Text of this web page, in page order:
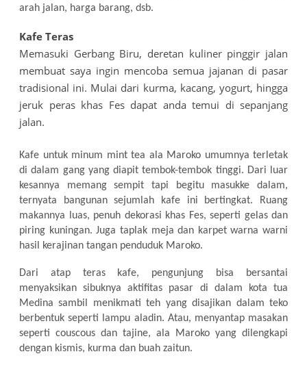
arah jalan, harga barang, dsb.
Kafe Teras
Memasuki Gerbang Biru, deretan kuliner pinggir jalan
membuat saya ingin mencoba semua jajanan di pasar
tradisional ini. Mulai dari kurma, kacang, yogurt, hingga
jeruk peras khas Fes dapat anda temui di sepanjang
jalan.
Kafe untuk minum mint tea ala Maroko umumnya terletak
di dalam gang yang diapit tembok-tembok tinggi. Dari luar
kesannya memang sempit tapi begitu masukke dalam,
ternyata bangunan sejumlah kafe ini bertingkat. Ruang
makannya luas, penuh dekorasi khas Fes, seperti gelas dan
piring kuningan. Juga taplak meja dan karpet warna warni
hasil kerajinan tangan penduduk Maroko.
Dari atap teras kafe, pengunjung bisa bersantai
menyaksikan sibuknya aktifitas pasar di dalam kota tua
Medina sambil menikmati teh yang disajikan dalam teko
berbentuk seperti lampu aladin. Atau, menyantap masakan
seperti couscous dan tajine, ala Maroko yang dilengkapi
dengan kismis, kurma dan buah zaitun.